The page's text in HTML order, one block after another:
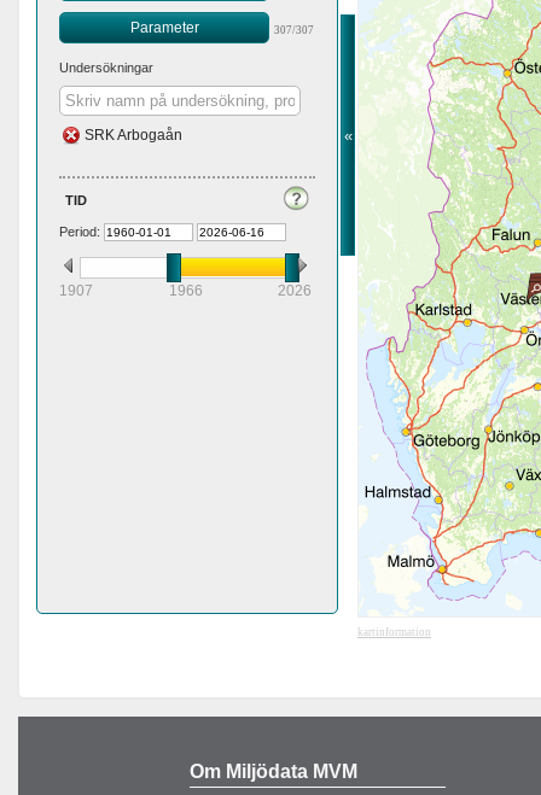
Parameter 307/307
Undersökningar
SRK Arbogaån
tid
Period:
1907 1966 2026
«
kartinformation
Om Miljödata MVM